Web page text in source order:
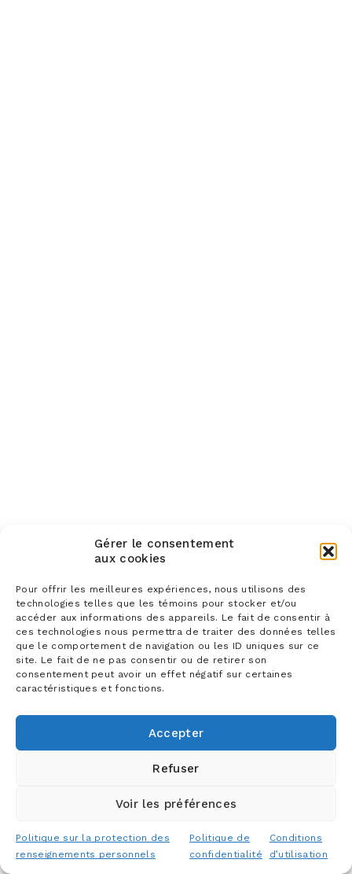
Gérer le consentement
aux cookies
Pour offrir les meilleures expériences, nous utilisons des
technologies telles que les témoins pour stocker et/ou
accéder aux informations des appareils. Le fait de consentir à
ces technologies nous permettra de traiter des données telles
que le comportement de navigation ou les ID uniques sur ce
site. Le fait de ne pas consentir ou de retirer son
consentement peut avoir un effet négatif sur certaines
caractéristiques et fonctions.
Accepter
Refuser
Voir les préférences
Politique sur la protection des
renseignements personnels
Politique de
confidentialité
Conditions
d’utilisation